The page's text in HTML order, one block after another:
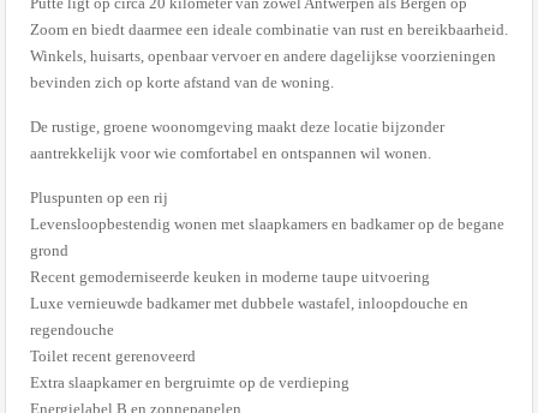
Zoom en biedt daarmee een ideale combinatie van rust en bereikbaarheid.
Winkels, huisarts, openbaar vervoer en andere dagelijkse voorzieningen
bevinden zich op korte afstand van de woning.
De rustige, groene woonomgeving maakt deze locatie bijzonder
aantrekkelijk voor wie comfortabel en ontspannen wil wonen.
Pluspunten op een rij
Levensloopbestendig wonen met slaapkamers en badkamer op de begane
grond
Recent gemoderniseerde keuken in moderne taupe uitvoering
Luxe vernieuwde badkamer met dubbele wastafel, inloopdouche en
regendouche
Toilet recent gerenoveerd
Extra slaapkamer en bergruimte op de verdieping
Energielabel B en zonnepanelen